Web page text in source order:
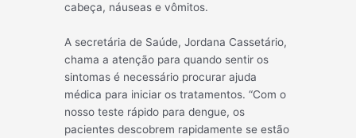
cabeça, náuseas e vômitos.
A secretária de Saúde, Jordana Cassetário,
chama a atenção para quando sentir os
sintomas é necessário procurar ajuda
médica para iniciar os tratamentos. “Com o
nosso teste rápido para dengue, os
pacientes descobrem rapidamente se estão